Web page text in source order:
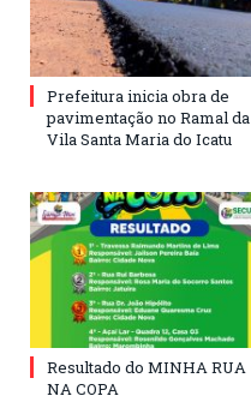
Prefeitura inicia obra de
pavimentação no Ramal da
Vila Santa Maria do Icatu
Resultado do MINHA RUA
NA COPA